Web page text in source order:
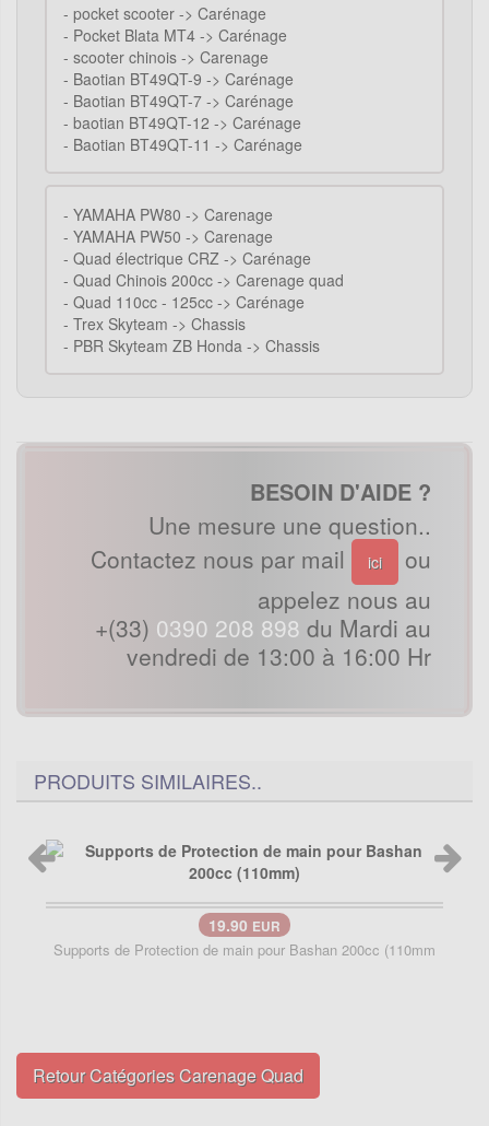
- pocket scooter -> Carénage
- Pocket Blata MT4 -> Carénage
- scooter chinois -> Carenage
- Baotian BT49QT-9 -> Carénage
- Baotian BT49QT-7 -> Carénage
- baotian BT49QT-12 -> Carénage
- Baotian BT49QT-11 -> Carénage
- YAMAHA PW80 -> Carenage
- YAMAHA PW50 -> Carenage
- Quad électrique CRZ -> Carénage
- Quad Chinois 200cc -> Carenage quad
- Quad 110cc - 125cc -> Carénage
- Trex Skyteam -> Chassis
- PBR Skyteam ZB Honda -> Chassis
BESOIN D'AIDE ?
Une mesure une question..
Contactez nous par mail
ici
ou
appelez nous au
+(33) 0390 208 898 du Mardi au
vendredi de 13:00 à 16:00 Hr
PRODUITS SIMILAIRES..
19.90 EUR
Supports de Protection de main pour Bashan 200cc (110mm
Retour Catégories Carenage Quad